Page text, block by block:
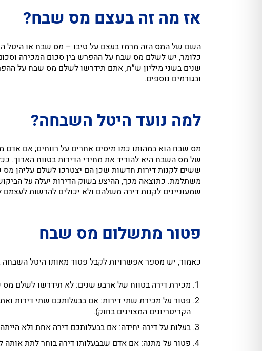
אז מה זה בעצם מס שבח?
השם של המס הזה מרמז בעצם על טיבו – מס שבח או היטל
כלומר, יש לשלם מס שבח על ההפרש בין סכום המכירה
ובגורמים נוספים.
למה נועד היטל השבחה?
מס שבח הוא במהותו כמו מיסים אחרים על רווחים; אם אדם
של מס השבח היא להוריד את מחירי הדירות בטווח הארוך.
ששים לקנות דירות חדשות שכן הם יצטרכו לשלם עליהן
משתלמת. כתוצאה מכך, ההיצע בשוק הדירות יעלה על הביקוש
שמעוניינים לקנות דירה משלהם ולא יכולים להרשות
פטור מתשלום מס שבח
כאמור, יש מספר אפשרויות לקבל פטור מאותו היטל השבחה
מכירת דירה בטווח של ארבע שנים: לא תידרשו לשלם
פטור על מכירת שתי דירות: אם בבעלותכם שתי דירות
הקריטריונים המצוינים בחוק).
בעלות על דירה יחידה: אם בבעלותכם דירה אחת ולא
פטור על מתנה: אם אדם שבבעלותו דירה בוחר לתת